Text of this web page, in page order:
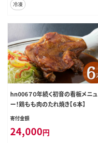
冷凍
hn006７０年続く初音の看板メニュ
ー！鶏もも肉のたれ焼き【６本】
寄付金額
24,000円